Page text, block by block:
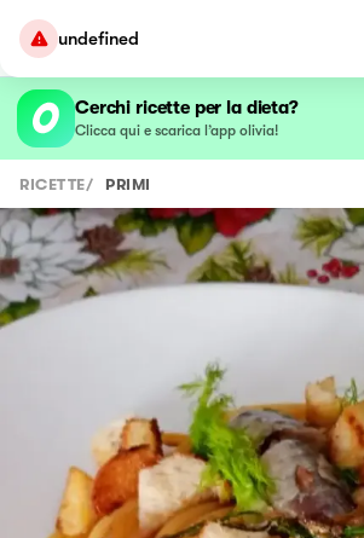
undefined
Cerchi ricette per la dieta?
Clicca qui e scarica l’app olivia!
RICETTE/ PRIMI